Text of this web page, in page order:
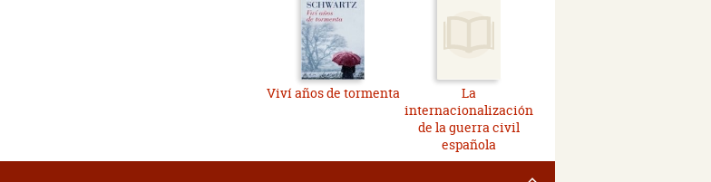
Viví años de tormenta
La
internacionalización
de la guerra civil
española